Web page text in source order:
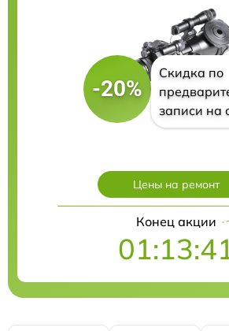
-20%
Скидка по
записи на
Цены на ремонт
Конец акции